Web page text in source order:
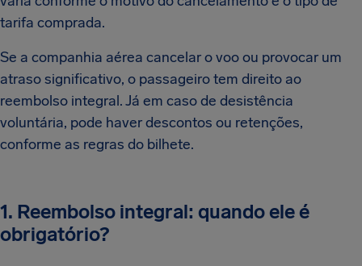
tarifa comprada.
Se a companhia aérea cancelar o voo ou provocar um
atraso significativo, o passageiro tem direito ao
reembolso integral. Já em caso de desistência
voluntária, pode haver descontos ou retenções,
conforme as regras do bilhete.
1. Reembolso integral: quando ele é
obrigatório?